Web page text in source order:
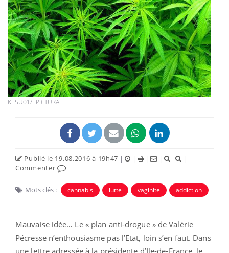
KESU01/EPICTURA
Publié le 19.08.2016 à 19h47 | | | |
|
Commenter
Mots clés : cannabis lutte vaginite addiction
Mauvaise idée… Le « plan anti-drogue » de Valérie
Pécresse n’enthousiasme pas l’Etat, loin s’en faut. Dans
une lettre adressée à la présidente d’Ile-de-France, le